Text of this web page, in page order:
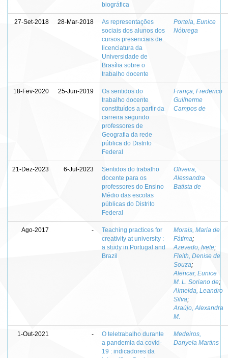
biográfica
27-Set-2018 28-Mar-2018
As representações
sociais dos alunos dos
cursos presenciais de
licenciatura da
Universidade de
Brasília sobre o
trabalho docente
Portela, Eunice
Nóbrega
18-Fev-2020 25-Jun-2019
Os sentidos do
trabalho docente
constituídos a partir da
carreira segundo
professores de
Geografia da rede
pública do Distrito
Federal
França, Frederico
Guilherme
Campos de
21-Dez-2023 6-Jul-2023
Sentidos do trabalho
docente para os
professores do Ensino
Médio das escolas
públicas do Distrito
Federal
Oliveira,
Alessandra
Batista de
Ago-2017 -
Teaching practices for
creativity at university :
a study in Portugal and
Brazil
Morais, Maria de
Fátima;
Azevedo, Ivete;
Fleith, Denise de
Souza;
Alencar, Eunice
M. L. Soriano de;
Almeida, Leandro
Silva;
Araújo, Alexandra
M.
1-Out-2021 -
O teletrabalho durante
a pandemia da covid-
19 : indicadores da
Medeiros,
Danyela Martins